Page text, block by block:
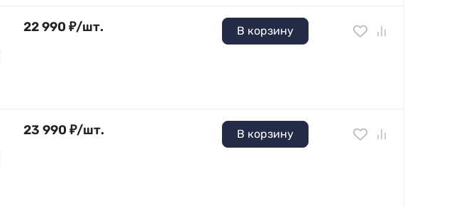
22 990 ₽/шт. В корзину
23 990 ₽/шт. В корзину